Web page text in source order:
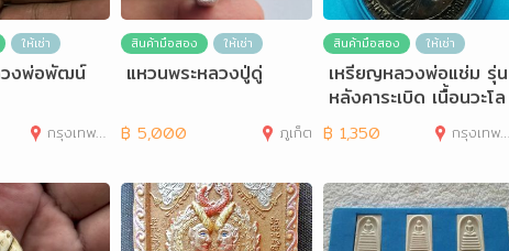
ให้เช่า
งพ่อพัฒน์
กรุงเทพมหานคร
สินค้ามือสอง ให้เช่า
แหวนพระหลวงปู่ดู่
฿ 5,000 ภูเก็ต
สินค้ามือสอง ให้เช่า
เหรียญหลวงพ่อแช่ม รุ่น
หลังคาระเบิด เนื้อนวะโล
หะ วัดดอนยายหอม
฿ 1,350 กรุงเทพมหานคร